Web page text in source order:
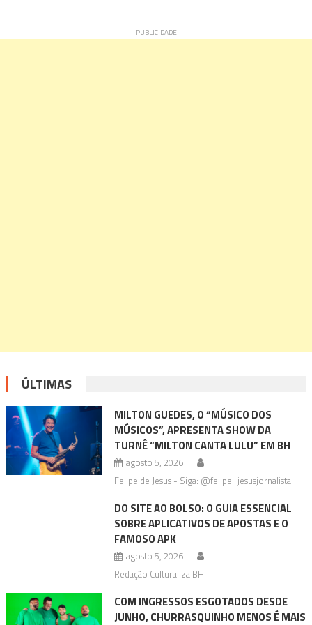
ÚLTIMAS
MILTON GUEDES, O “MÚSICO DOS
MÚSICOS”, APRESENTA SHOW DA
TURNÊ “MILTON CANTA LULU” EM BH
agosto 5, 2026
Felipe de Jesus - Siga: @felipe_jesusjornalista
DO SITE AO BOLSO: O GUIA ESSENCIAL
SOBRE APLICATIVOS DE APOSTAS E O
FAMOSO APK
agosto 5, 2026
Redação Culturaliza BH
COM INGRESSOS ESGOTADOS DESDE
JUNHO, CHURRASQUINHO MENOS É MAIS